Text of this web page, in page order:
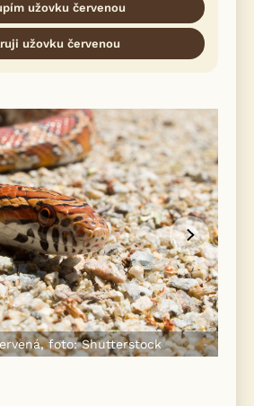
užovku červenou
užovku červenou
foto: Shutterstock